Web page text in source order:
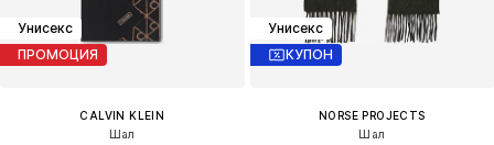
Унисекс
ПРОМОЦИЯ
CALVIN KLEIN
Шал
Унисекс
КУПОН
NORSE PROJECTS
Шал